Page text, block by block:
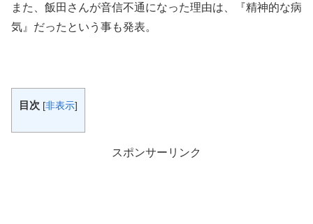
また、飯田さんが音信不通になった理由は、『精神的な病
気』だったという事も発表。
目次 [非表示]
スポンサーリンク